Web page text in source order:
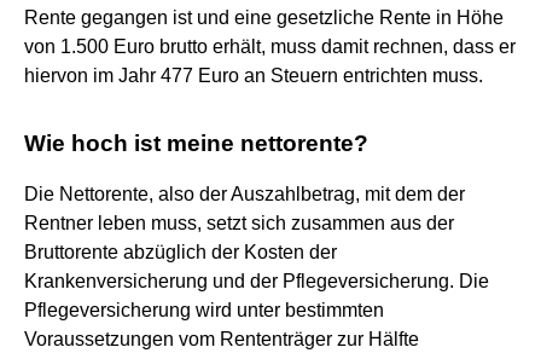
Rente gegangen ist und eine gesetzliche Rente in Höhe
von 1.500 Euro brutto erhält, muss damit rechnen, dass er
hiervon im Jahr 477 Euro an Steuern entrichten muss.
Wie hoch ist meine nettorente?
Die Nettorente, also der Auszahlbetrag, mit dem der
Rentner leben muss, setzt sich zusammen aus der
Bruttorente abzüglich der Kosten der
Krankenversicherung und der Pflegeversicherung. Die
Pflegeversicherung wird unter bestimmten
Voraussetzungen vom Rententräger zur Hälfte